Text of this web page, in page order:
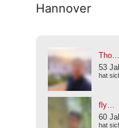
Hannover